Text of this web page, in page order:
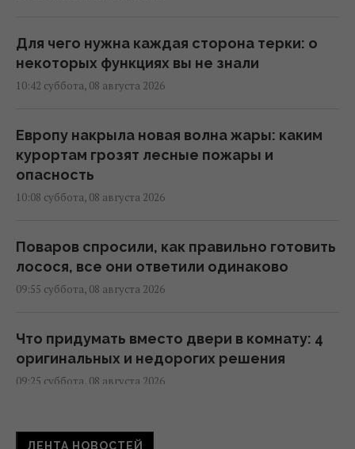
Для чего нужна каждая сторона терки: о
некоторых функциях вы не знали
10:42 суббота, 08 августа 2026
Европу накрыла новая волна жары: каким
курортам грозят лесные пожары и
опасность
10:08 суббота, 08 августа 2026
Поваров спросили, как правильно готовить
лосося, все они ответили одинаково
09:55 суббота, 08 августа 2026
Что придумать вместо двери в комнату: 4
оригинальных и недорогих решения
09:25 суббота, 08 августа 2026
Чего не следует делать после ужина:
ЛЕНТА НОВОСТЕЙ